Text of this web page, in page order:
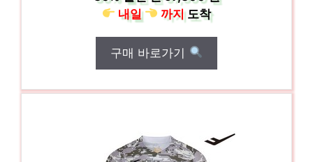
내일
까지도착
구매 바로가기